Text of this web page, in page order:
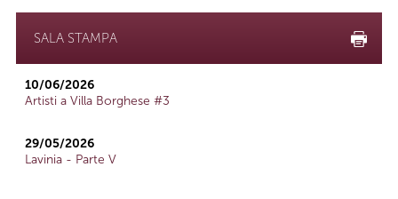
SALA STAMPA
10/06/2026
Artisti a Villa Borghese #3
29/05/2026
Lavinia - Parte V